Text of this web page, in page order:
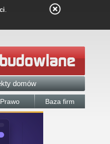
.
domów
Prawo Baza firm